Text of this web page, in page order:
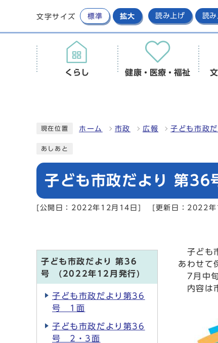
文字サイズ 標準 拡大 読み上げ 読
くらし 健康・医療・福祉
現在位置 ホーム 市政 広報 子ども市政
あしあと
子ども市政だより 第
[公開日：2022年12月14日] [更新日：2022
子ども
あわせて
7月中旬
内容は
子ども市政だより 第36
号 (2022年12月発行)
子ども市政だより第36
号 1面
子ども市政だより第36
号 2・3面